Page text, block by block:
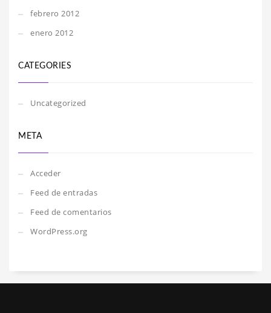
febrero 2012
enero 2012
CATEGORIES
Uncategorized
META
Acceder
Feed de entradas
Feed de comentarios
WordPress.org